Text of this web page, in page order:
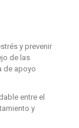
y prevenir
de las
de apoyo
entre el
y